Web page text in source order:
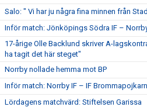
Salo: " Vi har ju några fina minnen från
Inför match: Jönköpings Södra IF –
17-årige Olle Backlund skriver A-
ha tagit det här steget"
Norrby nollade hemma mot BP
Inför match: Norrby IF – IF
Lördagens matchvärd: Stiftelsen Garissa